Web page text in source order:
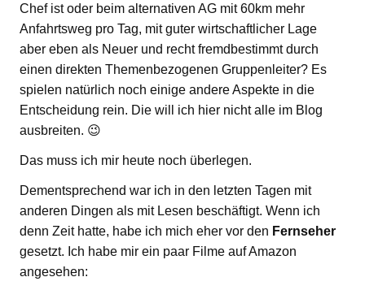
Chef ist oder beim alternativen AG mit 60km mehr
Anfahrtsweg pro Tag, mit guter wirtschaftlicher Lage
aber eben als Neuer und recht fremdbestimmt durch
einen direkten Themenbezogenen Gruppenleiter? Es
spielen natürlich noch einige andere Aspekte in die
Entscheidung rein. Die will ich hier nicht alle im Blog
ausbreiten. 😉
Das muss ich mir heute noch überlegen.
Dementsprechend war ich in den letzten Tagen mit
anderen Dingen als mit Lesen beschäftigt. Wenn ich
denn Zeit hatte, habe ich mich eher vor den Fernseher
gesetzt. Ich habe mir ein paar Filme auf Amazon
angesehen: